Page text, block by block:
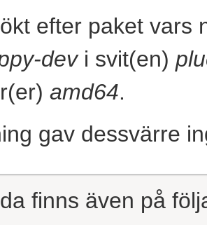
efter paket vars
devi svit(en)
amd64.
gav dessvärre
finns även på